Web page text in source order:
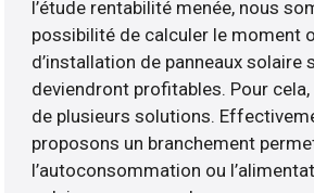
l’étude rentabilité menée, nous
possibilité de calculer le moment
d’installation de panneaux solaire
deviendront profitables. Pour
de plusieurs solutions.
proposons un branchement
l’autoconsommation ou